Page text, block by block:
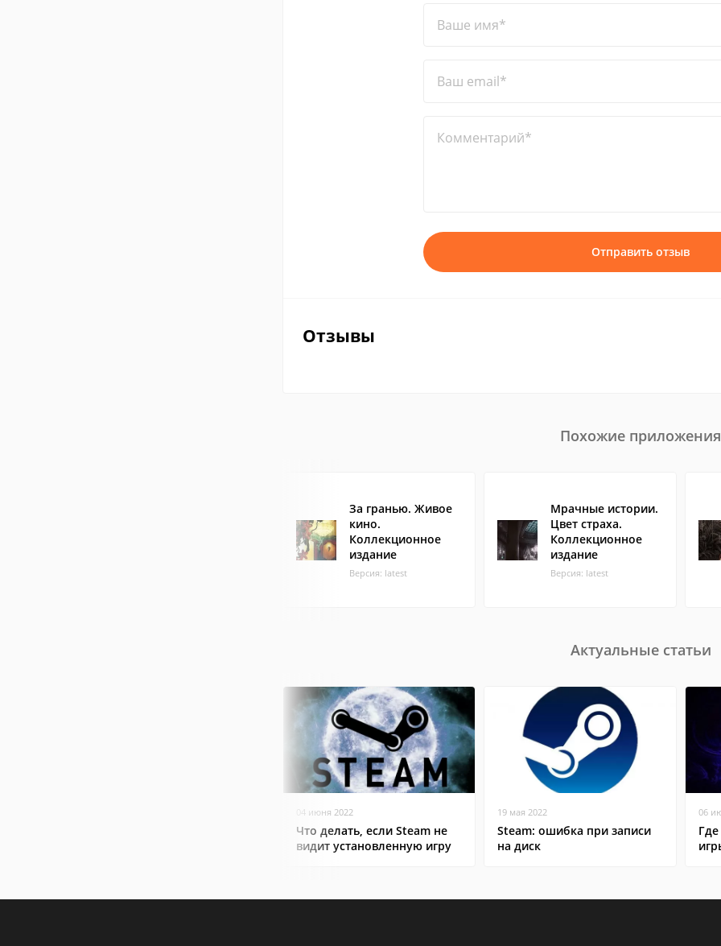
Ваше имя*
Ваш email*
Комментарий*
Отправить отзыв
Отзывы
Похожие приложения
За гранью. Живое
кино.
Коллекционное
издание
Версия: latest
Мрачные истории.
Цвет страха.
Коллекционное
издание
Версия: latest
Актуальные статьи
04 июня 2022
Что делать, если Steam не
видит установленную игру
19 мая 2022
Steam: ошибка при записи
на диск
06